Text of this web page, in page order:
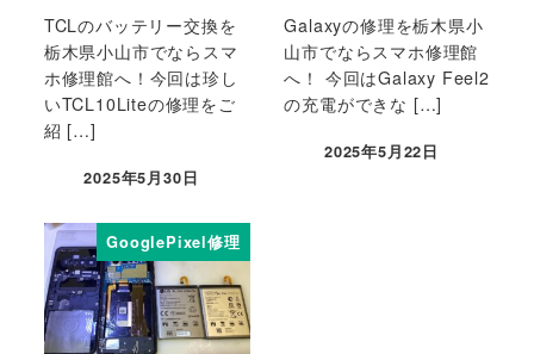
TCLのバッテリー交換を
栃木県小山市でならスマ
ホ修理館へ！今回は珍し
いTCL10Liteの修理をご
紹 […]
2025年5月30日
Galaxyの修理を栃木県小
山市でならスマホ修理館
へ！ 今回はGalaxy Feel2
の充電ができな […]
2025年5月22日
GooglePixel修理